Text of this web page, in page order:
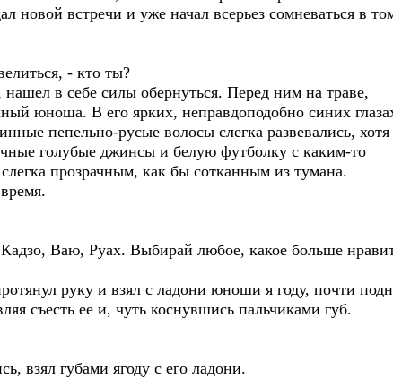
встречи и уже начал всерьез сомневаться в
- кто ты?
в себе силы обернуться. Перед ним на траве,
юноша. В его ярких, неправдоподобно синих
пепельно-русые волосы слегка развевались, хотя
голубые джинсы и белую футболку с каким-то
прозрачным, как бы сотканным из тумана.
Ваю, Руах. Выбирай любое, какое больше
руку и взял с ладони юноши я году, почти
съесть ее и, чуть коснувшись пальчиками губ.
взял губами ягоду с его ладони.